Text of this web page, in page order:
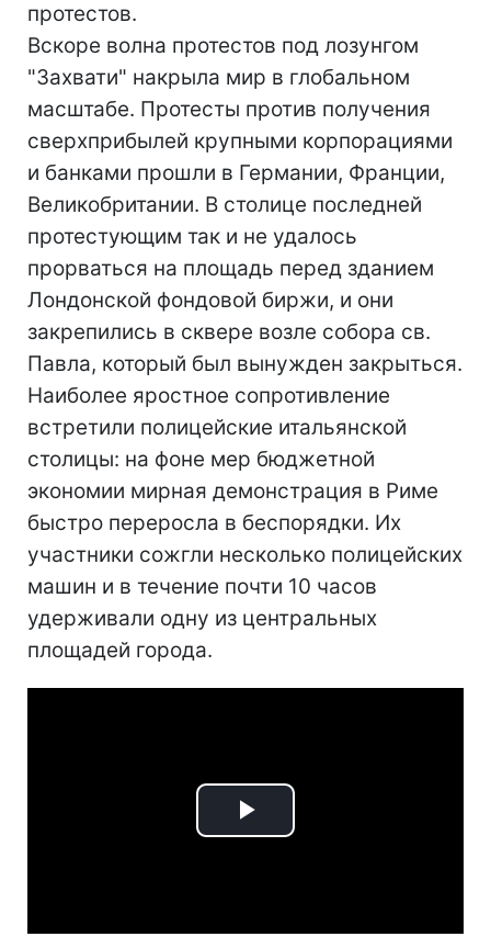
протестов.
Вскоре волна протестов под лозунгом
"Захвати" накрыла мир в глобальном
масштабе. Протесты против получения
сверхприбылей крупными корпорациями
и банками прошли в Германии, Франции,
Великобритании. В столице последней
протестующим так и не удалось
прорваться на площадь перед зданием
Лондонской фондовой биржи, и они
закрепились в сквере возле собора св.
Павла, который был вынужден закрыться.
Наиболее яростное сопротивление
встретили полицейские итальянской
столицы: на фоне мер бюджетной
экономии мирная демонстрация в Риме
быстро переросла в беспорядки. Их
участники сожгли несколько полицейских
машин и в течение почти 10 часов
удерживали одну из центральных
площадей города.
Play